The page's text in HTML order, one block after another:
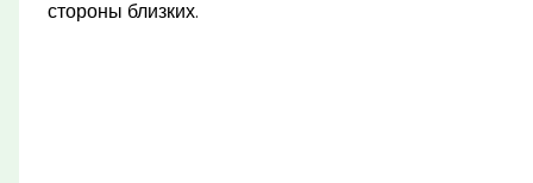
стороны близких.